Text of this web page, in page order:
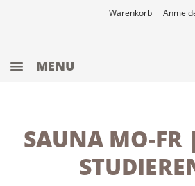
Warenkorb
MENU
SAUNA MO-FR